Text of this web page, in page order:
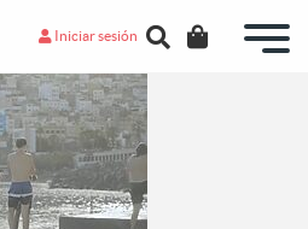
Iniciar sesión